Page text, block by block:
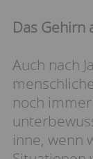
Das Gehirn
Auch nach
noch
inne, wenn